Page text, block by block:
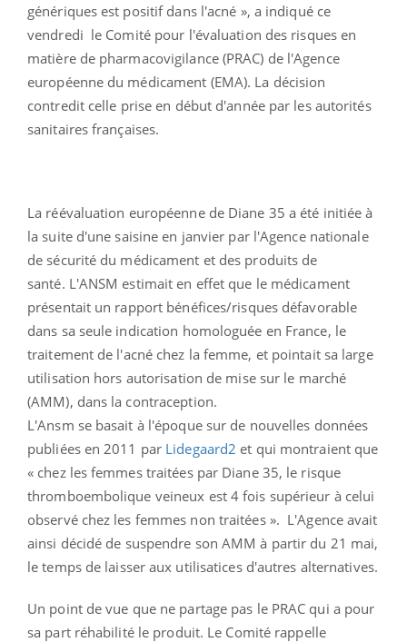
génériques est positif dans l'acné », a indiqué ce
vendredi le Comité pour l'évaluation des risques en
matière de pharmacovigilance (PRAC) de l'Agence
européenne du médicament (EMA). La décision
contredit celle prise en début d'année par les autorités
sanitaires françaises.
La réévaluation européenne de Diane 35 a été initiée à
la suite d'une saisine en janvier par l'Agence nationale
de sécurité du médicament et des produits de
santé. L'ANSM estimait en effet que le médicament
présentait un rapport bénéfices/risques défavorable
dans sa seule indication homologuée en France, le
traitement de l'acné chez la femme, et pointait sa large
utilisation hors autorisation de mise sur le marché
(AMM), dans la contraception.
L'Ansm se basait à l'époque sur de nouvelles données
publiées en 2011 par Lidegaard2 et qui montraient que
« chez les femmes traitées par Diane 35, le risque
thromboembolique veineux est 4 fois supérieur à celui
observé chez les femmes non traitées ». L'Agence avait
ainsi décidé de suspendre son AMM à partir du 21 mai,
le temps de laisser aux utilisatices d'autres alternatives.
Un point de vue que ne partage pas le PRAC qui a pour
sa part réhabilité le produit. Le Comité rappelle